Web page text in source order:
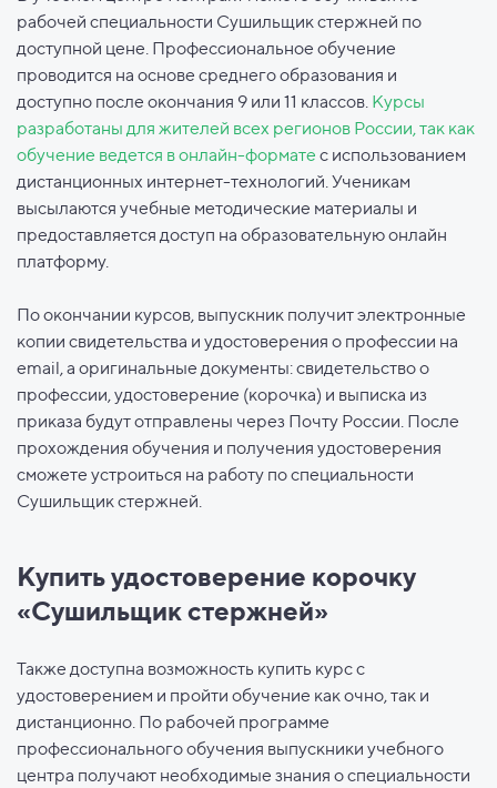
рабочей специальности Сушильщик стержней по
доступной цене. Профессиональное обучение
проводится на основе среднего образования и
доступно после окончания 9 или 11 классов. Курсы
разработаны для жителей всех регионов России, так как
обучение ведется в онлайн-формате с использованием
дистанционных интернет-технологий. Ученикам
высылаются учебные методические материалы и
предоставляется доступ на образовательную онлайн
платформу.
По окончании курсов, выпускник получит электронные
копии свидетельства и удостоверения о профессии на
email, а оригинальные документы: свидетельство о
профессии, удостоверение (корочка) и выписка из
приказа будут отправлены через Почту России. После
прохождения обучения и получения удостоверения
сможете устроиться на работу по специальности
Сушильщик стержней.
Купить удостоверение корочку
«Сушильщик стержней»
Также доступна возможность купить курс с
удостоверением и пройти обучение как очно, так и
дистанционно. По рабочей программе
профессионального обучения выпускники учебного
центра получают необходимые знания о специальности